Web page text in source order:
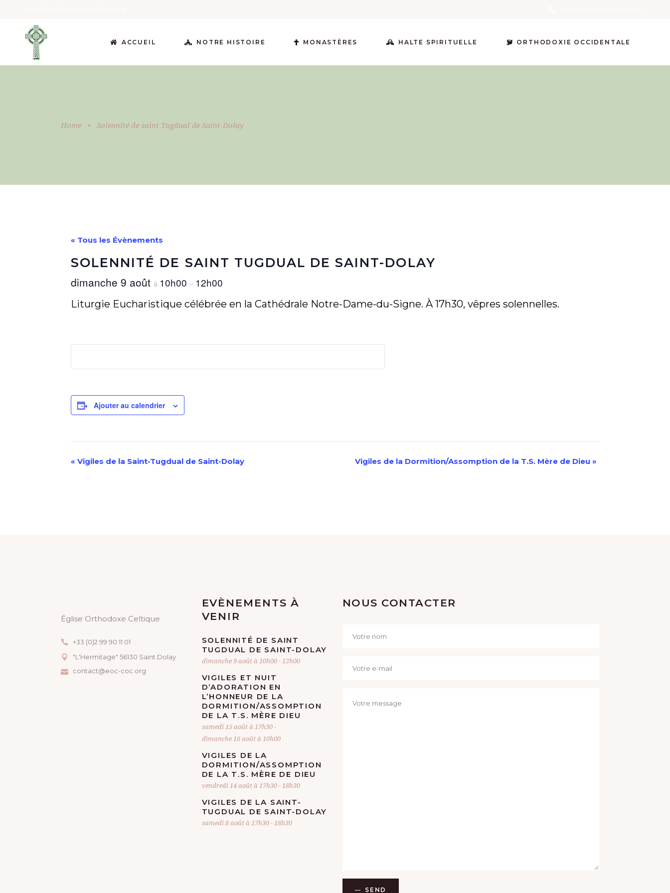
ACCUEIL NOTRE HISTOIRE MONASTÈRES HALTE SPIRITUELLE ORTHODOXIE OCCIDENTALE
Home • Solennité de saint Tugdual de Saint-Dolay
« Tous les Évènements
SOLENNITÉ DE SAINT TUGDUAL DE SAINT-DOLAY
dimanche 9 août à 10h00 – 12h00
Liturgie Eucharistique célébrée en la Cathédrale Notre-Dame-du-Signe. À 17h30, vêpres solennelles.
Ajouter au calendrier
N
I
O
N
« Vigiles de la Saint-Tugdual de Saint-Dolay Vigiles de la Dormition/Assomption de la T.S. Mère de Dieu »
Église Orthodoxe Celtique
+33 (0)2 99 90 11 01
"L'Hermitage" 56130 Saint Dolay
contact@eoc-coc.org
EVÈNEMENTS À
VENIR
SOLENNITÉ DE SAINT
TUGDUAL DE SAINT-DOLAY
dimanche 9 août à 10h00-12h00
VIGILES ET NUIT
D’ADORATION EN
L’HONNEUR DE LA
DORMITION/ASSOMPTION
DE LA T.S. MÈRE DIEU
samedi 15 août à 17h30-
dimanche 16 août à 10h00
VIGILES DE LA
DORMITION/ASSOMPTION
DE LA T.S. MÈRE DE DIEU
vendredi 14 août à 17h30-18h30
VIGILES DE LA SAINT-
TUGDUAL DE SAINT-DOLAY
samedi 8 août à 17h30-18h30
NOUS CONTACTER
SEND